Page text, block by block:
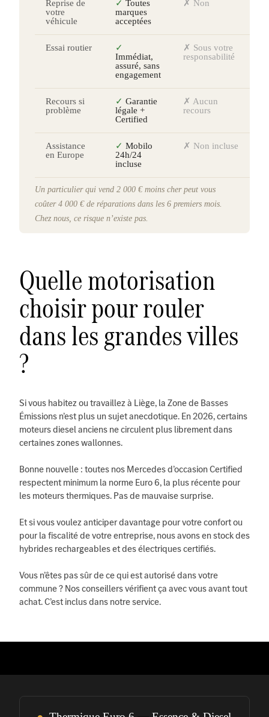
Reprise de
votre
véhicule
✓ Toutes
marques
acceptées
✗ Non
Essai routier
✓
Immédiat,
assuré, sans
engagement
✗ Sous votre
responsabilité
Recours si
problème
✓ Garantie
légale +
Certified
✗ Aucun
recours
Assistance
en Europe
✓ Mobilo
24h/24
incluse
✗ Non incluse
Un particulier qui vend 2 000 € moins cher peut vous
coûter 4 000 € de réparations dans les 6 premiers mois.
Chez nous, ce risque n’existe pas.
Quelle motorisation
choisir pour rouler
dans les grandes villes
?
Si vous habitez ou travaillez à Liège, la Zone de Basses
Émissions n’est plus un sujet anecdotique. En 2026, certains
moteurs diesel anciens ne circulent plus librement dans
certaines zones wallonnes.
Bonne nouvelle : toutes nos Mercedes d’occasion Certified
respectent minimum la norme Euro 6, la plus récente pour
les moteurs thermiques. Pas de mauvaise surprise.
Et si vous voulez anticiper davantage pour votre confort ou
pour la fiscalité de votre entreprise, nous avons en stock des
hybrides rechargeables et des électriques certifiés.
Vous n’êtes pas sûr de ce qui est autorisé dans votre
commune ? Nos conseillers vérifient ça avec vous avant tout
achat. C’est inclus dans notre service.